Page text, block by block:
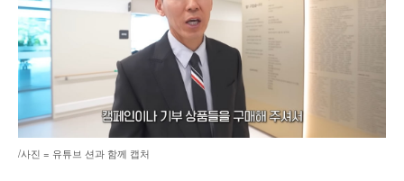
/사진 = 유튜브 션과 함께 캡처